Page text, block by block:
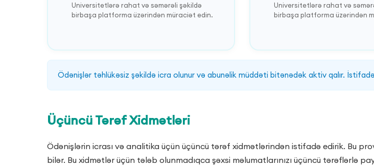
Universitetlərə rahat və səmərəli şəkildə
birbaşa platforma üzərindən müraciət edin.
Universitetlərə rahat və
birbaşa platforma üzərindən
Ödənişlər təhlükəsiz şəkildə icra olunur və abunəlik müddəti bitənədək aktiv qalır.
Üçüncü Tərəf Xidmətləri
Ödənişlərin icrası və analitika üçün üçüncü tərəf xidmətlərindən istifadə edirik. Bu
bilər. Bu xidmətlər üçün tələb olunmadıqca şəxsi məlumatlarınızı üçüncü tərəflərlə